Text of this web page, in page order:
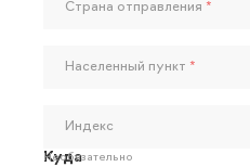
Страна отправления *
Населенный пункт *
Индекс
Необязательно
Куда